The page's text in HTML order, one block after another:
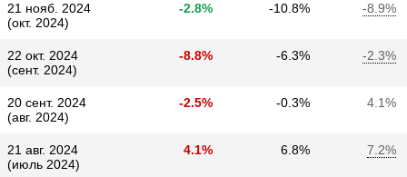
21 нояб. 2024
(окт. 2024)
-2.8% -10.8% -8.9%
22 окт. 2024
(сент. 2024)
-8.8% -6.3% -2.3%
20 сент. 2024
(авг. 2024)
-2.5% -0.3% 4.1%
21 авг. 2024
(июль 2024)
4.1% 6.8% 7.2%